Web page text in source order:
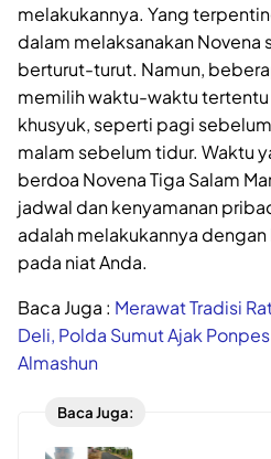
melakukannya. Yang
dalam melaksanakan Novena
berturut-turut. Namun,
memilih waktu-waktu
khusyuk, seperti pagi
malam sebelum tidur. Waktu
berdoa Novena Tiga Salam
jadwal dan kenyamanan
adalah melakukannya
pada niat Anda.
Baca Juga : Merawat Tradisi
Deli, Polda Sumut Ajak
Almashun
Baca Juga: